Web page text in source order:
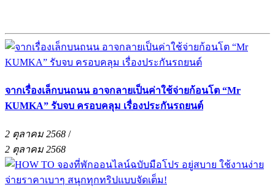
จากเรื่องเล็กบนถนน อาจกลายเป็นค่าใช้จ่ายก้อนโต “Mr
KUMKA” รับจบ ครอบคลุม เรื่องประกันรถยนต์
2 ตุลาคม 2568 /
2 ตุลาคม 2568